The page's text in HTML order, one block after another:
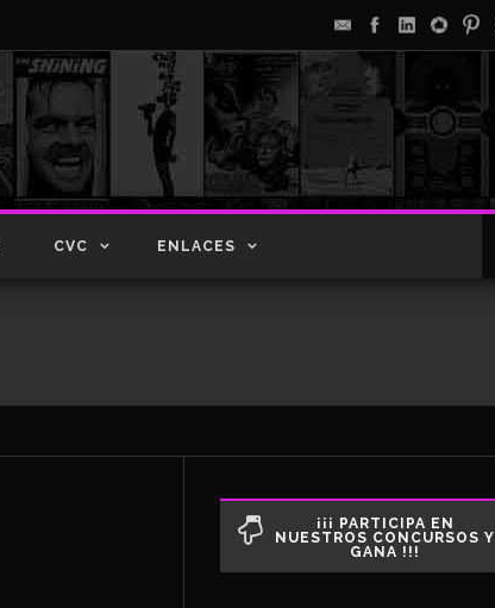
CVC ENLACES
¡¡¡ PARTICIPA EN
NUESTROS CONCURSOS Y
GANA !!!